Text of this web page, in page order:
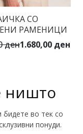
СО
РАМЕНИЦИ
ден1.680,00 ден
ништо
бидете во тек со
понуди.